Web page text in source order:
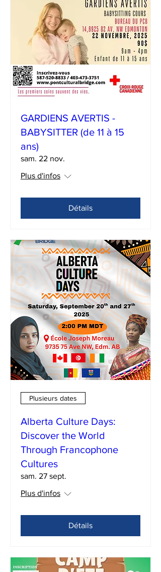
GARDIENS AVERTIS -
BABYSITTER (de 11 à 15
ans)
sam. 22 nov.
Plus d'infos
Détails
Plusieurs dates
Alberta Culture Days:
Discover the World
Through Francophone
Cultures
sam. 27 sept.
Plus d'infos
Détails